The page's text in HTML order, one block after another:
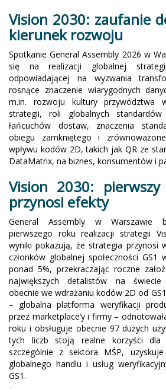
Vision 2030: zaufanie
kierunek rozwoju
Spotkanie General Assembly 2026 w
się na realizacji globalnej
odpowiadającej na wyzwania
rosnące znaczenie wiarygodnych
m.in. rozwoju kultury przywództwa
strategii, roli globalnych
łańcuchów dostaw, znaczenia
obiegu zamkniętego i
wpływu kodów 2D, takich jak QR ze
DataMatrix, na biznes, konsumentów i
Vision 2030:
przynosi efekty
General Assembly w Warszawie
pierwszego roku realizacji strategii
wyniki pokazują, że strategia przynosi
członków globalnej społeczności GS1
ponad 5%, przekraczając roczne
największych detalistów na świecie
obecnie we wdrażaniu kodów 2D od
– globalna platforma weryfikacji
przez marketplace’y i firmy –
roku i obsługuje obecnie 97 dużych
tych liczb stoją realne korzyści
szczególnie z sektora MŚP,
globalnego handlu i usług
GS1.